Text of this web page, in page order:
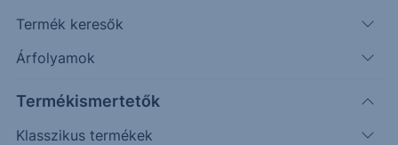
Termék keresők
Árfolyamok
Termékismertetők
Klasszikus termékek
Keresés
212 találat cikkeink között